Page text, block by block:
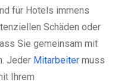
für Hotels immens
Schäden oder
Sie gemeinsam mit
Jeder Mitarbeiter muss
Ihrem